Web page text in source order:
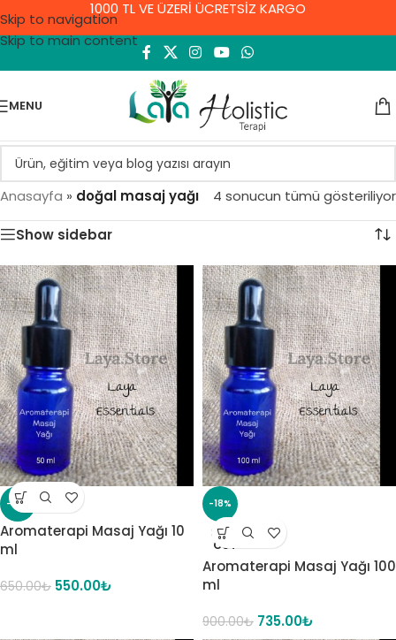
Skip to navigation
Skip to main content
1000 TL VE ÜZERİ ÜCRETSİZ KARGO
MENU
Anasayfa » doğal masaj yağı 4 sonucun tümü gösteriliyor
Show sidebar
-15%
Aromaterapi Masaj Yağı 10
ml
650.00₺ 550.00₺
-18%
SOLD
OUT
Aromaterapi Masaj Yağı 100
ml
900.00₺ 735.00₺